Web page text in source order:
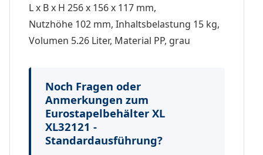
L x B x H 256 x 156 x 117 mm,
Nutzhöhe 102 mm, Inhaltsbelastung 15 kg,
Volumen 5.26 Liter, Material PP, grau
Noch Fragen oder
Anmerkungen zum
Eurostapelbehälter XL
XL32121 -
Standardausführung?